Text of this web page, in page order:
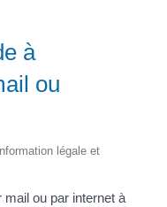
à
ou
légale et
ou par internet à